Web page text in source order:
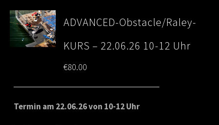
ADVANCED-Obstacle/Raley-
KURS – 22.06.26 10-12 Uhr
€80.00
Termin am 22.06.26 von 10-12 Uhr